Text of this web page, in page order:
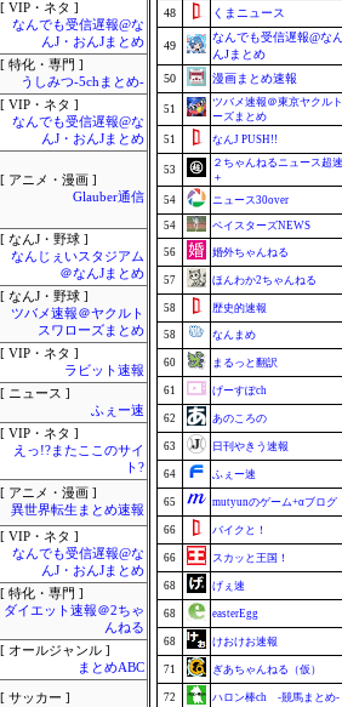
[ VIP・ネタ ]
なんでも受信遅報@な
んJ・おんJまとめ
[ 特化・専門 ]
うしみつ-5chまとめ-
[ VIP・ネタ ]
なんでも受信遅報@な
んJ・おんJまとめ
[ アニメ・漫画 ]
Glauber通信
[ なんJ・野球 ]
なんじぇいスタジアム
＠なんJまとめ
[ なんJ・野球 ]
ツバメ速報＠ヤクルト
スワローズまとめ
[ VIP・ネタ ]
ラビット速報
[ ニュース ]
ふぇー速
[ VIP・ネタ ]
えっ!?またここのサイ
ト?
[ アニメ・漫画 ]
異世界転生まとめ速報
[ VIP・ネタ ]
なんでも受信遅報@な
んJ・おんJまとめ
[ 特化・専門 ]
ダイエット速報＠2ちゃ
んねる
[ オールジャンル ]
まとめABC
[ サッカー ]
48 くまニュース
49
なんでも受信遅報@な
んJまとめ
50
漫画まとめ速報
51
ツバメ速報＠東京ヤクル
ーズまとめ
51
なんJ PUSH!!
53
２ちゃんねるニュース超
＋
54
ニュース30over
54 ベイスターズNEWS
56 婚外ちゃんねる
57 ほんわか2ちゃんねる
58 歴史的速報
58 なんまめ
60 まるっと翻訳
61 げーすぽch
62 あのころの
63 日刊やきう速報
64 ふぇー速
65 mutyunのゲーム+αブログ
66 バイクと！
66 スカッと王国！
68 げぇ速
68 easterEgg
68 けおけお速報
71 ぎあちゃんねる（仮）
72 ハロン棒ch -競馬まとめ-